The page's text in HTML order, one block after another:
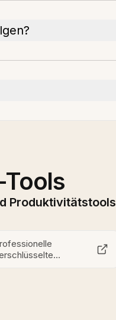
Produktivitätstools